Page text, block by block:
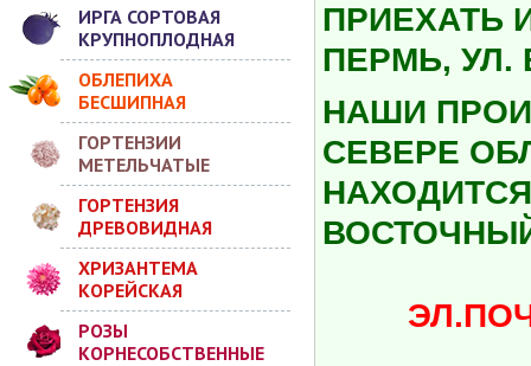
ИРГА СОРТОВАЯ
КРУПНОПЛОДНАЯ
ОБЛЕПИХА
БЕСШИПНАЯ
ГОРТЕНЗИИ
МЕТЕЛЬЧАТЫЕ
ГОРТЕНЗИЯ
ДРЕВОВИДНАЯ
ХРИЗАНТЕМА
КОРЕЙСКАЯ
РОЗЫ
КОРНЕСОБСТВЕННЫЕ
ПРИЕХАТЬ
ПЕРМЬ, УЛ.
НАШИ
СЕВЕРЕ